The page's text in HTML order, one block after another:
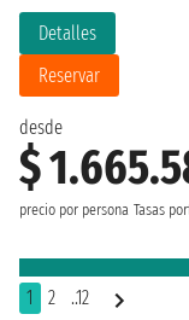
desde
$
precio por persona Tasas
Detalles
Reservar
1 2 ..12